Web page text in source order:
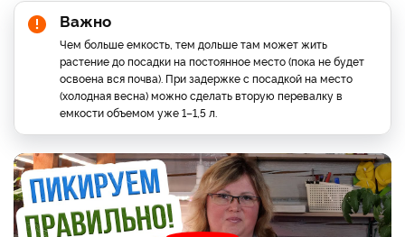
Важно
Чем больше емкость, тем дольше там может жить
растение до посадки на постоянное место (пока не будет
освоена вся почва). При задержке с посадкой на место
(холодная весна) можно сделать вторую перевалку в
емкости объемом уже 1–1,5 л.